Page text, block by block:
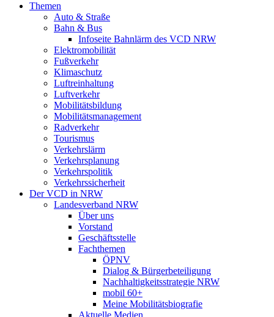
Themen
Auto & Straße
Bahn & Bus
Infoseite Bahnlärm des VCD NRW
Elektromobilität
Fußverkehr
Klimaschutz
Luftreinhaltung
Luftverkehr
Mobilitätsbildung
Mobilitätsmanagement
Radverkehr
Tourismus
Verkehrslärm
Verkehrsplanung
Verkehrspolitik
Verkehrssicherheit
Der VCD in NRW
Landesverband NRW
Über uns
Vorstand
Geschäftsstelle
Fachthemen
ÖPNV
Dialog & Bürgerbeteiligung
Nachhaltigkeitsstrategie NRW
mobil 60+
Meine Mobilitätsbiografie
Aktuelle Medien